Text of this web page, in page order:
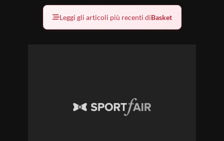
Leggi gli articoli più recenti diBasket